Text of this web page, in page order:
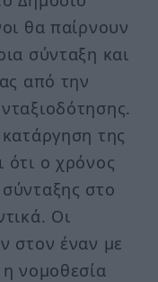
θα παίρνουν
σύνταξη και
από την
της
ότι ο χρόνος
στο
Οι
στον έναν με
νομοθεσία